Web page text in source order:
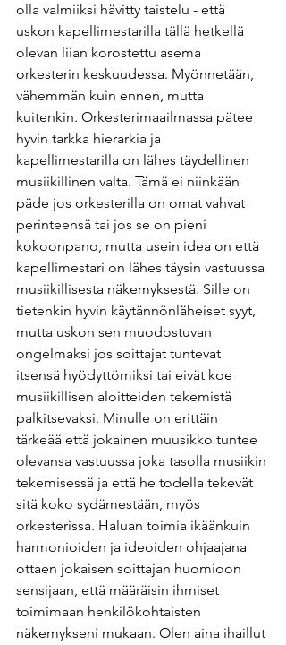
olla valmiiksi hävitty taistelu - että
uskon kapellimestarilla tällä hetkellä
olevan liian korostettu asema
orkesterin keskuudessa. Myönnetään,
vähemmän kuin ennen, mutta
kuitenkin. Orkesterimaailmassa pätee
hyvin tarkka hierarkia ja
kapellimestarilla on lähes täydellinen
musiikillinen valta. Tämä ei niinkään
päde jos orkesterilla on omat vahvat
perinteensä tai jos se on pieni
kokoonpano, mutta usein idea on että
kapellimestari on lähes täysin vastuussa
musiikillisesta näkemyksestä. Sille on
tietenkin hyvin käytännönläheiset syyt,
mutta uskon sen muodostuvan
ongelmaksi jos soittajat tuntevat
itsensä hyödyttömiksi tai eivät koe
musiikillisen aloitteiden tekemistä
palkitsevaksi. Minulle on erittäin
tärkeää että jokainen muusikko tuntee
olevansa vastuussa joka tasolla musiikin
tekemisessä ja että he todella tekevät
sitä koko sydämestään, myös
orkesterissa. Haluan toimia ikäänkuin
harmonioiden ja ideoiden ohjaajana
ottaen jokaisen soittajan huomioon
sensijaan, että määräisin ihmiset
toimimaan henkilökohtaisten
näkemykseni mukaan. Olen aina ihaillut